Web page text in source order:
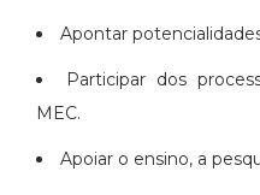
Apontar
Participar dos
MEC.
Apoiar o ensino, a